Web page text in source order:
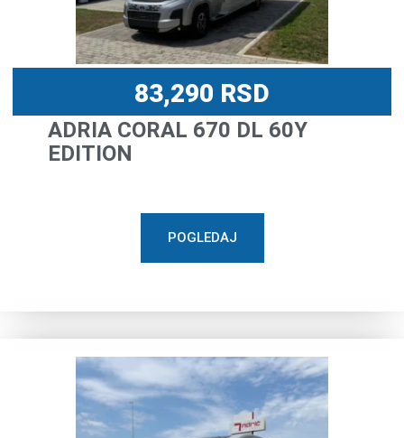
83,290 RSD
ADRIA CORAL 670 DL 60Y
EDITION
POGLEDAJ